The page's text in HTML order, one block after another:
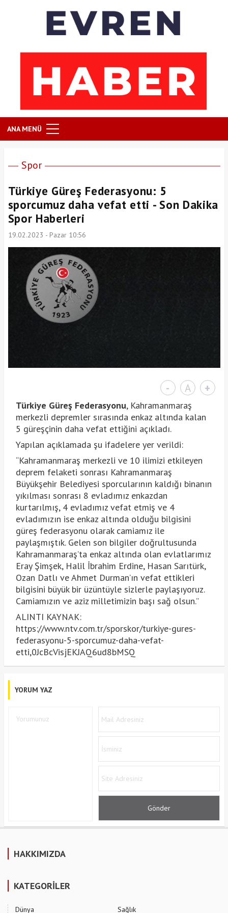
ANA MENÜ
Spor
Türkiye Güreş Federasyonu: 5
sporcumuz daha vefat etti - Son Dakika
Spor Haberleri
19.02.2023 - Pazar 10:56
- A +
Türkiye Güreş Federasyonu, Kahramanmaraş
merkezli depremler sırasında enkaz altında kalan
5 güreşçinin daha vefat ettiğini açıkladı.
Yapılan açıklamada şu ifadelere yer verildi:
“Kahramanmaraş merkezli ve 10 ilimizi etkileyen
deprem felaketi sonrası Kahramanmaraş
Büyükşehir Belediyesi sporcularının kaldığı binanın
yıkılması sonrası 8 evladımız enkazdan
kurtarılmış, 4 evladımız vefat etmiş ve 4
evladımızın ise enkaz altında olduğu bilgisini
güreş federasyonu olarak camiamız ile
paylaşmıştık. Gelen son bilgiler doğrultusunda
Kahramanmaraş’ta enkaz altında olan evlatlarımız
Eray Şimşek, Halil İbrahim Erdine, Hasan Sarıtürk,
Ozan Datlı ve Ahmet Durman’ın vefat ettikleri
bilgisini büyük bir üzüntüyle sizlerle paylaşıyoruz.
Camiamızın ve aziz milletimizin başı sağ olsun.”
ALINTI KAYNAK:
https://www.ntv.com.tr/sporskor/turkiye-gures-
federasyonu-5-sporcumuz-daha-vefat-
etti,0JcBcVisjEKJAQ6ud8bMSQ
YORUM YAZ
HAKKIMIZDA
KATEGORİLER
Dünya Sağlık